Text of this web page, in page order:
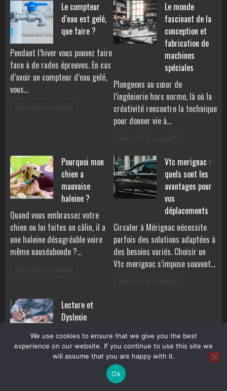
Le compteur
d’eau est gelé,
que faire ?
Pendant l’hiver vous pouvez faire
face à de rudes épreuves. En cas
d’avoir un compteur d’eau gelé,
vous…
Le monde
fascinant de la
conception et
fabrication de
machines
spéciales
Plongeons au cœur de
l’ingénierie hors norme, là où la
créativité rencontre la technique
pour donner vie à…
Pourquoi mon
chien a
mauvaise
haleine ?
Quand vous embrassez votre
chien ou lui faites un câlin, il a
une haleine désagréable voire
même nauséabonde ?…
Vtc merignac :
quels sont les
avantages pour
vos
déplacements
Circuler à Mérignac nécessite
parfois des solutions adaptées à
des besoins variés. Choisir un
Vtc merignac s’impose souvent…
Lecture et
Dyslexie
Lecture dyslexie Si vous souffrez
de dyslexie, vous pouvez avoir du
We use cookies to ensure that we give you the best
experience on our website. If you continue to use this site we
will assume that you are happy with it.
Ok